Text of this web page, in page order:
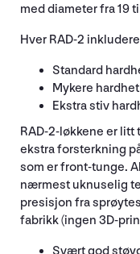
med diameter fra 19
Hver RAD-2
Standard
Mykere
Ekstra stiv
RAD-2-løkkene er litt
ekstra forsterkning
som er front-tunge.
nærmest uknuselig
presisjon fra
fabrikk (ingen 3D-